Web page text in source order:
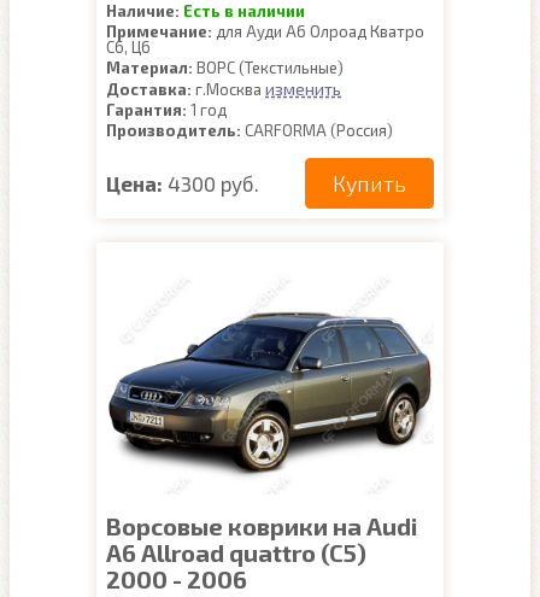
Наличие: Есть в наличии
Примечание: для Ауди А6 Олроад Кватро
С6, Ц6
Материал: ВОРС (Текстильные)
Доставка: г.Москва изменить
Гарантия: 1 год
Производитель: CARFORMA (Россия)
Цена: 4300 руб. Купить
Ворсовые коврики на Audi
A6 Allroad quattro (C5)
2000 - 2006